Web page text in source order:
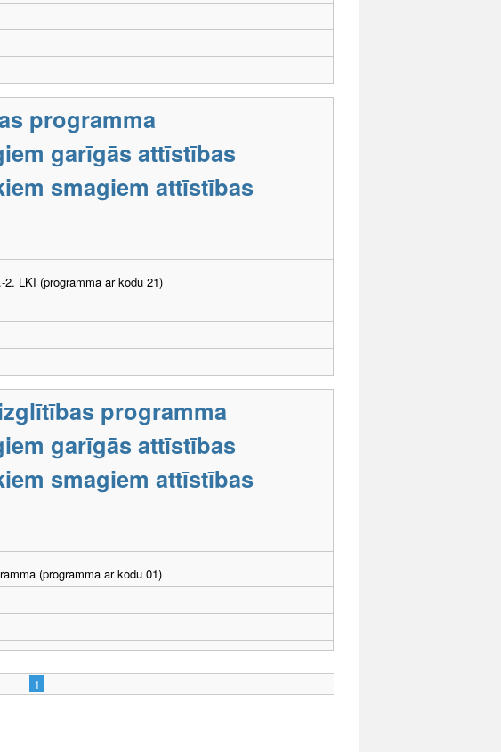
programma
garīgās attīstības
smagiem attīstības
LKI (programma ar kodu 21)
programma
garīgās attīstības
smagiem attīstības
(programma ar kodu 01)
1